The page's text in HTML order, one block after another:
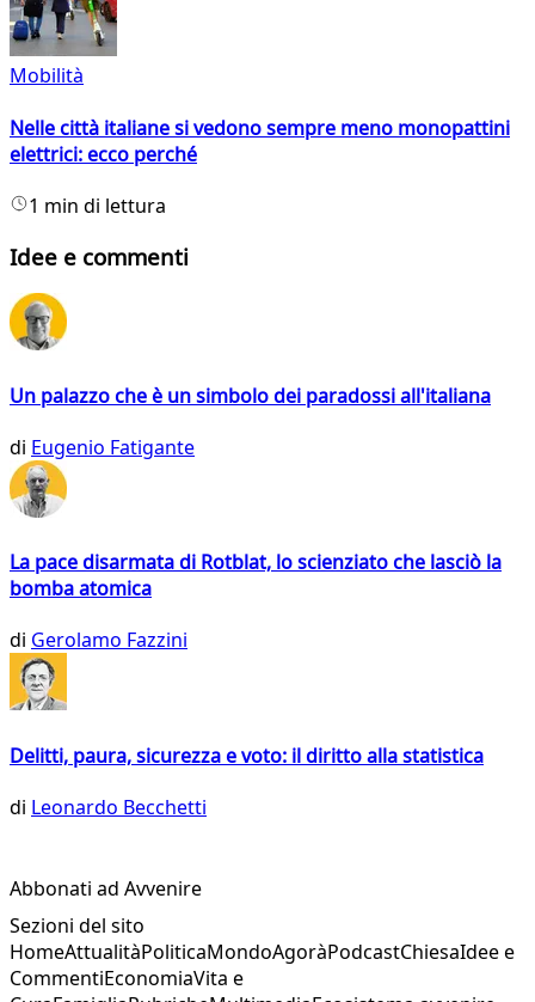
Mobilità
Nelle città italiane si vedono sempre meno monopattini
elettrici: ecco perché
1 min di lettura
Idee e commenti
Un palazzo che è un simbolo dei paradossi all'italiana
di Eugenio Fatigante
La pace disarmata di Rotblat, lo scienziato che lasciò la
bomba atomica
di Gerolamo Fazzini
Delitti, paura, sicurezza e voto: il diritto alla statistica
di Leonardo Becchetti
Abbonati ad Avvenire
Sezioni del sito
HomeAttualitàPoliticaMondoAgoràPodcastChiesaIdee e
CommentiEconomiaVita e